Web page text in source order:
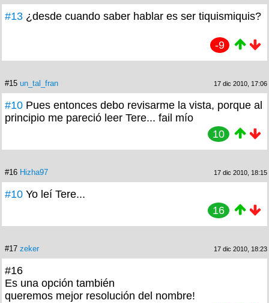
#13 ¿desde cuando saber hablar es ser tiquismiquis?
-9
#15 un_tal_fran 17 dic 2010, 17:06
#10 Pues entonces debo revisarme la vista, porque al
principio me pareció leer Tere... fail mío
10
#16 Hizha97 17 dic 2010, 18:15
#10 Yo leí Tere...
16
#17 zeker 17 dic 2010, 18:23
#16
Es una opción también
queremos mejor resolución del nombre!